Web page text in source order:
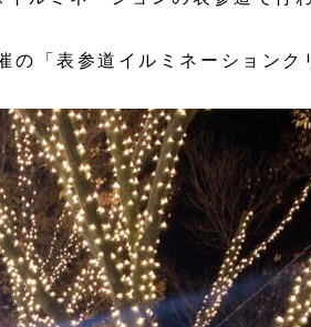
の「表参道イルミネーション